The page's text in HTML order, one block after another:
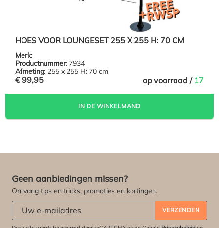
HOES VOOR LOUNGESET 255 X 255 H: 70 CM
Merk:
Productnummer: 7934
Afmeting: 255 x 255 H: 70 cm
€ 99,95 op voorraad / 17
IN DE WINKELMAND
Geen aanbiedingen missen?
Ontvang tips en tricks, promoties en kortingen.
VERZENDEN